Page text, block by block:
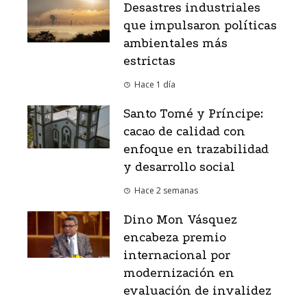
Desastres industriales
que impulsaron políticas
ambientales más
estrictas
Hace 1 día
Santo Tomé y Príncipe:
cacao de calidad con
enfoque en trazabilidad
y desarrollo social
Hace 2 semanas
Dino Mon Vásquez
encabeza premio
internacional por
modernización en
evaluación de invalidez